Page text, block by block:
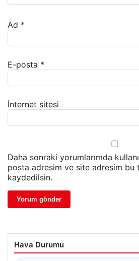
Ad *
E-posta *
İnternet sitesi
Daha sonraki yorumlarımda
posta adresim ve site adresim bu
kaydedilsin.
Hava Durumu